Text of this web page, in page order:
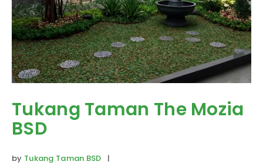
Tukang Taman The Mozia
BSD
by Tukang Taman BSD |